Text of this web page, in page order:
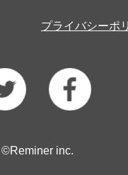
プライバシーポ
©Reminer inc.